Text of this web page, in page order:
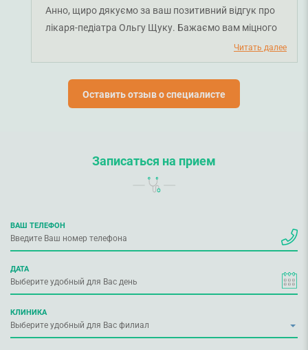
Анно, щиро дякуємо за ваш позитивний відгук про
лікаря-педіатра Ольгу Щуку. Бажаємо вам міцного
Читать далее
Оставить отзыв о специалисте
Записаться на прием
ВАШ ТЕЛЕФОН
ДАТА
КЛИНИКА